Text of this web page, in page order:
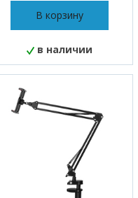
В корзину
в наличии